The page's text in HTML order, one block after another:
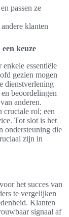
passen ze
klanten
keuze
essentiële
gezien mogen
dienstverlening
beoordelingen
anderen.
cruciale rol; een
Tot slot is het
ondersteuning die
zijn in
het succes van
te vergelijken
Klanten
signaal af